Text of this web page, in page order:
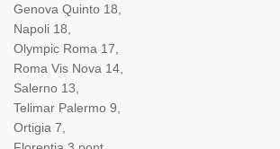
Genova Quinto 18,
Napoli 18,
Olympic Roma 17,
Roma Vis Nova 14,
Salerno 13,
Telimar Palermo 9,
Ortigia 7,